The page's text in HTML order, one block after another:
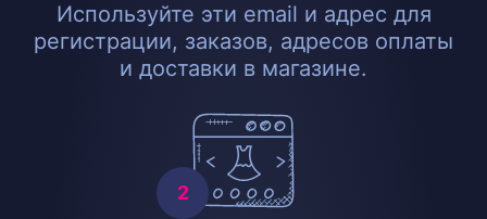
Используйте эти email и адрес для
регистрации, заказов, адресов оплаты
и доставки в магазине.